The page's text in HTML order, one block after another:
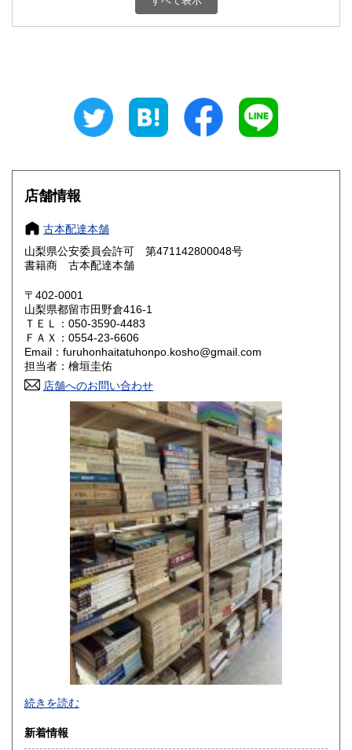
800円 三重県
大阪府
奈良県
鳥取県 800円 島根県
岡山県
山口県 800円
香川県 800円 愛媛県
高知県 800円
800円 長崎県
800円 大分県
800円 鹿児島県
1,500円
店舗情報
古本配達本舗
山梨県公安委員会許可 第471142800048号
書籍商 古本配達本舗
〒402-0001
山梨県都留市田野倉416-1
ＴＥＬ：050-3590-4483
ＦＡＸ：0554-23-6606
Email：furuhonhaitatuhonpo.kosho@gmail.com
担当者：檜垣圭佑
店舗へのお問い合わせ
-
沿線名：-
最寄駅：-
続きを読む
新着情報